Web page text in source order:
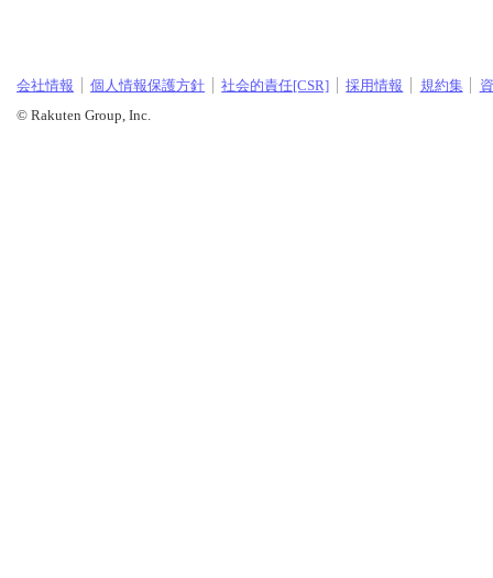
会社情報 個人情報保護方針 社会的責任[CSR] 採用情報 規約集
© Rakuten Group, Inc.